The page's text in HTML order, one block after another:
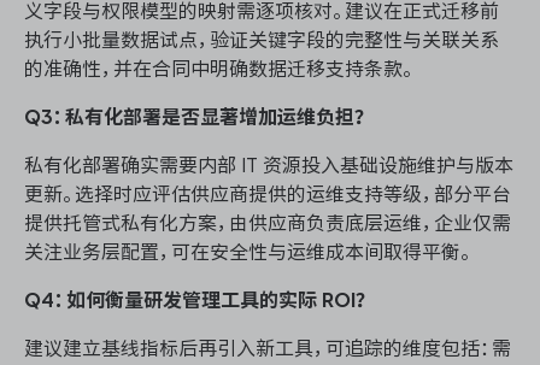
义字段与权限模型的映射需逐项核对。建议在正式迁移前
执行小批量数据试点，验证关键字段的完整性与关联关系
的准确性，并在合同中明确数据迁移支持条款。
Q3：私有化部署是否显著增加运维负担？
私有化部署确实需要内部 IT 资源投入基础设施维护与版本
更新。选择时应评估供应商提供的运维支持等级，部分平台
提供托管式私有化方案，由供应商负责底层运维，企业仅需
关注业务层配置，可在安全性与运维成本间取得平衡。
Q4：如何衡量研发管理工具的实际 ROI？
建议建立基线指标后再引入新工具，可追踪的维度包括：需